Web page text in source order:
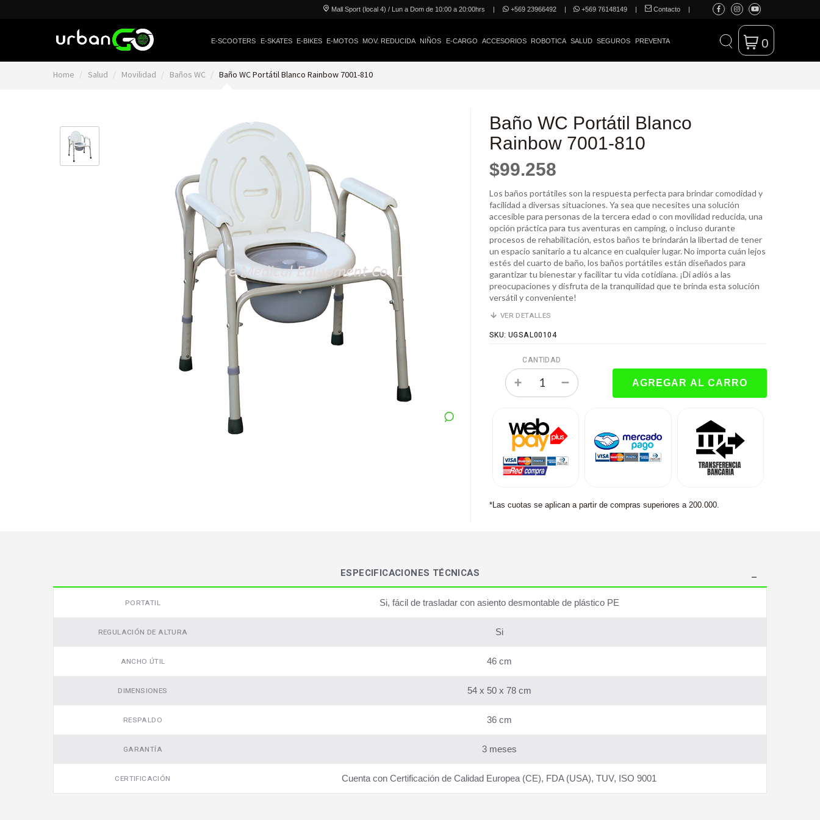
Mall Sport (local 4) / Lun a Dom de 10:00 a 20:00hrs | +569 23966492 | +569 76148149 | Contacto |
E-SCOOTERS E-SKATES E-BIKES E-MOTOS MOV. REDUCIDA NIÑOS E-CARGO ACCESORIOS ROBOTICA SALUD SEGUROS PREVENTA 0
Home Salud Movilidad Baños WC Baño WC Portátil Blanco Rainbow 7001-810
Baño WC Portátil Blanco
Rainbow 7001-810
$99.258
Los baños portátiles son la respuesta perfecta para brindar comodidad y
facilidad a diversas situaciones. Ya sea que necesites una solución
accesible para personas de la tercera edad o con movilidad reducida, una
opción práctica para tus aventuras en camping, o incluso durante
procesos de rehabilitación, estos baños te brindarán la libertad de tener
un espacio sanitario a tu alcance en cualquier lugar. No importa cuán lejos
estés del cuarto de baño, los baños portátiles están diseñados para
garantizar tu bienestar y facilitar tu vida cotidiana. ¡Di adiós a las
preocupaciones y disfruta de la tranquilidad que te brinda esta solución
versátil y conveniente!
VER DETALLES
SKU: UGSAL00104
CANTIDAD
*Las cuotas se aplican a partir de compras superiores a 200.000.
ESPECIFICACIONES TÉCNICAS
PORTATIL Si, fácil de trasladar con asiento desmontable de plástico PE
REGULACIÓN DE ALTURA Si
ANCHO ÚTIL 46 cm
DIMENSIONES 54 x 50 x 78 cm
RESPALDO 36 cm
GARANTÍA 3 meses
CERTIFICACIÓN Cuenta con Certificación de Calidad Europea (CE), FDA (USA), TUV, ISO 9001